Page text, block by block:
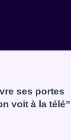
ses portes
voit à la télé”